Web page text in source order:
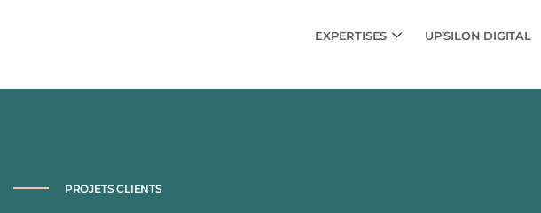
EXPERTISES UP’SILON DIGITAL
PROJETS CLIENTS